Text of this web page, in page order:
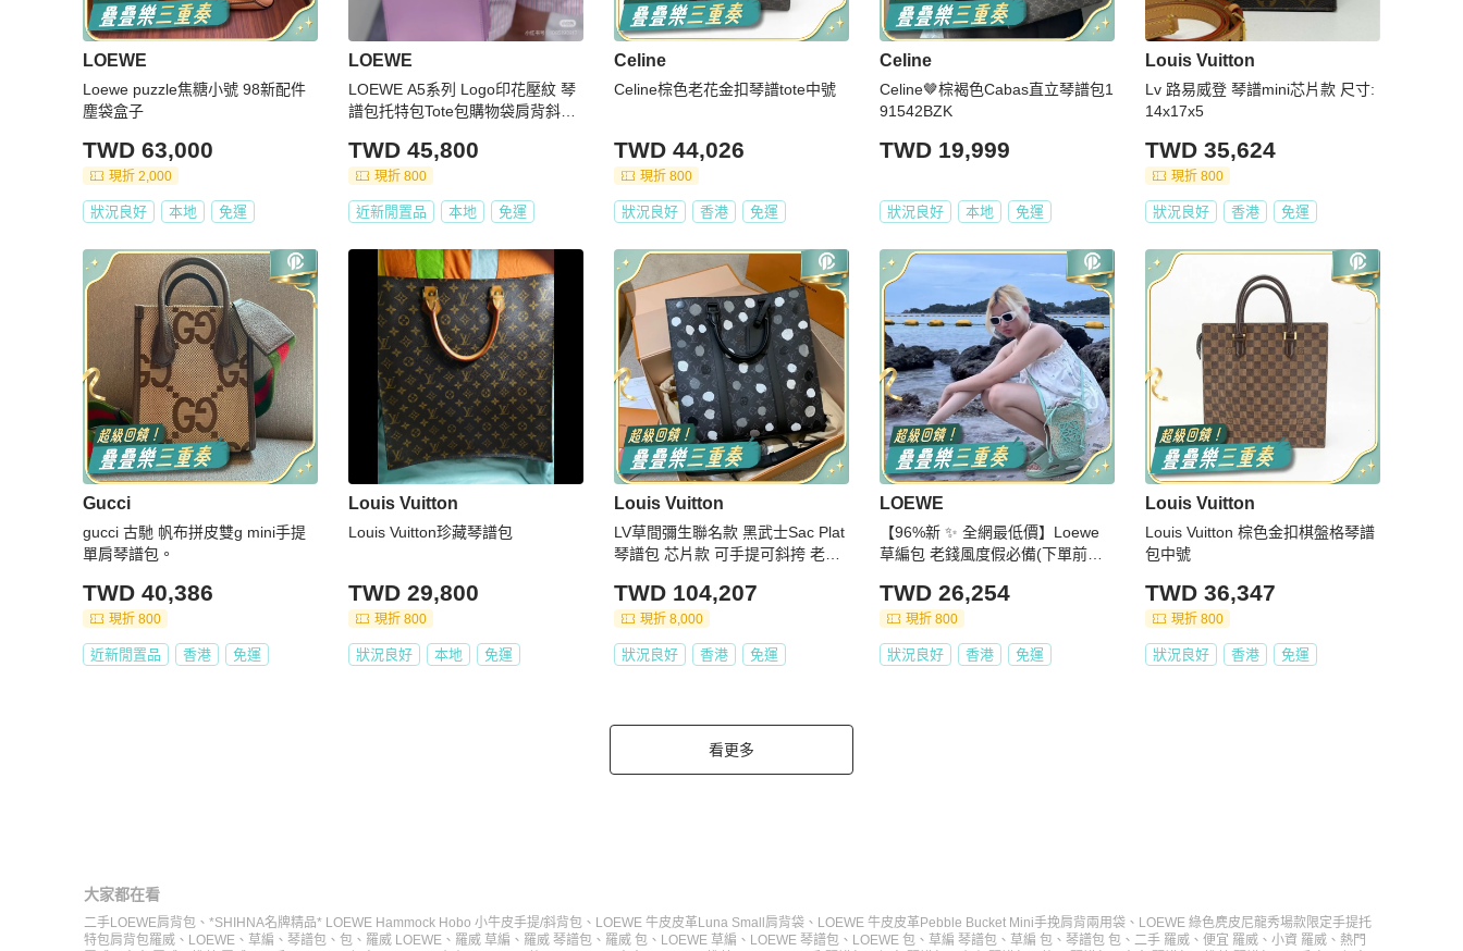
LOEWE
Loewe puzzle焦糖小號 98新配件
塵袋盒子
TWD 63,000
現折 2,000
狀況良好 本地 免運
LOEWE
LOEWE A5系列 Logo印花壓紋 琴
譜包托特包Tote包購物袋肩背斜背
袋
TWD 45,800
現折 800
近新閒置品 本地 免運
Celine
Celine棕色老花金扣琴譜tote中號
TWD 44,026
現折 800
狀況良好 香港 免運
Celine
Celine🤎棕褐色Cabas直立琴譜包1
91542BZK
TWD 19,999
狀況良好 本地 免運
Louis Vuitton
Lv 路易威登 琴譜mini芯片款 尺寸:
14x17x5
TWD 35,624
現折 800
狀況良好 香港 免運
Gucci
gucci 古馳 帆布拼皮雙g mini手提
單肩琴譜包。
TWD 40,386
現折 800
近新閒置品 香港 免運
Louis Vuitton
Louis Vuitton珍藏琴譜包
TWD 29,800
現折 800
狀況良好 本地 免運
Louis Vuitton
LV草間彌生聯名款 黑武士Sac Plat
琴譜包 芯片款 可手提可斜挎 老花
附件:防塵袋 包裝盒~
TWD 104,207
現折 8,000
狀況良好 香港 免運
LOEWE
【96%新 ✨ 全網最低價】Loewe
草編包 老錢風度假必備(下單前先
TWD 26,254
現折 800
狀況良好 香港 免運
Louis Vuitton
Louis Vuitton 棕色金扣棋盤格琴譜
包中號
TWD 36,347
現折 800
狀況良好 香港 免運
看更多
大家都在看
二手LOEWE肩背包 、 *SHIHNA名牌精品* LOEWE Hammock Hobo 小牛皮手提/斜背包 、 LOEWE 牛皮皮革Luna Small肩背袋 、 LOEWE 牛皮皮革Pebble Bucket Mini手挽肩背兩用袋 、 LOEWE 綠色麂皮尼龍秀場款限定手提托
特包肩背包羅威 、 LOEWE 、 草編 、 琴譜包 、 包 、 羅威 LOEWE 、 羅威 草編 、 羅威 琴譜包 、 羅威 包 、 LOEWE 草編 、 LOEWE 琴譜包 、 LOEWE 包 、 草編 琴譜包 、 草編 包 、 琴譜包 包 、 二手 羅威 、 便宜 羅威 、 小資 羅威 、 熱門